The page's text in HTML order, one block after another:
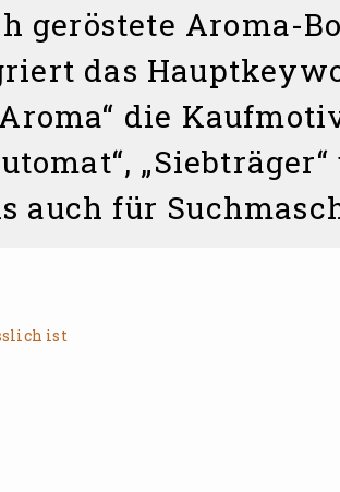
geröstete Aroma-
das
die
„Siebträger“
auch für
ist